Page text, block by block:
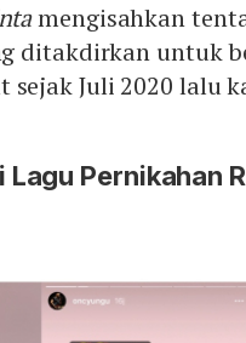
mengisahkan
ditakdirkan untuk
sejak Juli 2020 lalu
Pernikahan